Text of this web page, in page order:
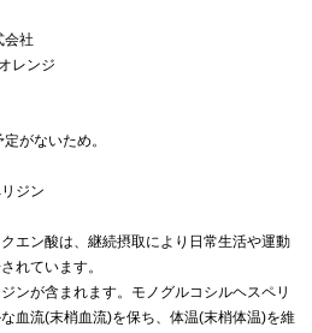
会社
レンジ
がないため。
ジン
エン酸は、継続摂取により日常生活や運動
れています。
ンが含まれます。モノグルコシルヘスペリ
血流(末梢血流)を保ち、体温(末梢体温)を維